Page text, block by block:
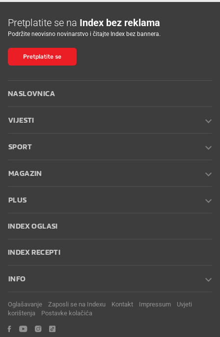
Pretplatite se na Index bez reklama
Podržite neovisno novinarstvo i čitajte Index bez bannera.
Pretplatite se
NASLOVNICA
VIJESTI
SPORT
MAGAZIN
PLUS
INDEX OGLASI
INDEX RECEPTI
INFO
Oglašavanje Zaposli se na Indexu Kontakt Impressum
Uvjeti
korištenja
Postavke kolačića